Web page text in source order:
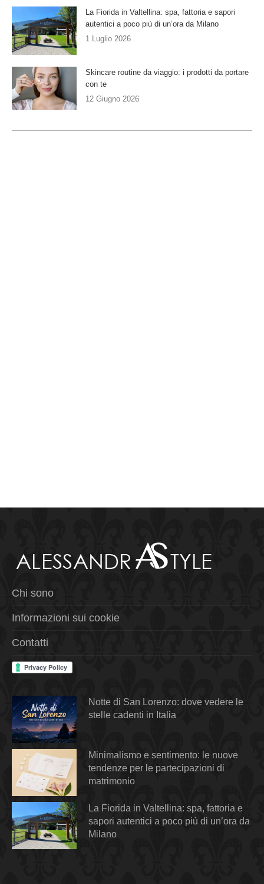
La Fiorida in Valtellina: spa, fattoria e sapori
autentici a poco più di un’ora da Milano
1 Luglio 2026
Skincare routine da viaggio: i prodotti da portare
con te
12 Giugno 2026
Chi sono
Informazioni sui cookie
Contatti
Notte di San Lorenzo: dove vedere le
stelle cadenti in Italia
Minimalismo e sentimento: le nuove
tendenze per le partecipazioni di
matrimonio
La Fiorida in Valtellina: spa, fattoria e
sapori autentici a poco più di un’ora da
Milano